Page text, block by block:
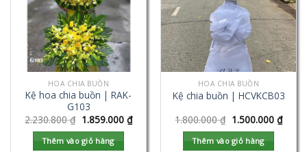
HOA CHIA BUỒN
Kệ hoa chia buồn | RAK-
G103
2.230.800₫ 1.859.000 ₫
Thêm vào giỏ hàng
HOA CHIA BUỒN
Kệ chia buồn | HCVKCB03
1.800.000₫ 1.500.000 ₫
Thêm vào giỏ hàng